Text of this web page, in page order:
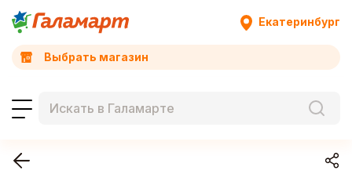
Екатеринбург
Выбрать магазин